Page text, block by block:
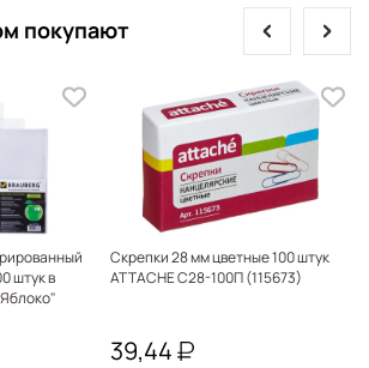
покупают
штук в
Скрепки 28 мм цветные 100 штук
ATTACHE С28-100П (115673)
39,44
prev next